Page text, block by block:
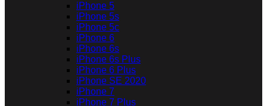
iPhone 5
iPhone 5s
iPhone 5c
iPhone 6
iPhone 6s
iPhone 6s Plus
iPhone 6 Plus
iPhone SE 2020
iPhone 7
iPhone 7 Plus